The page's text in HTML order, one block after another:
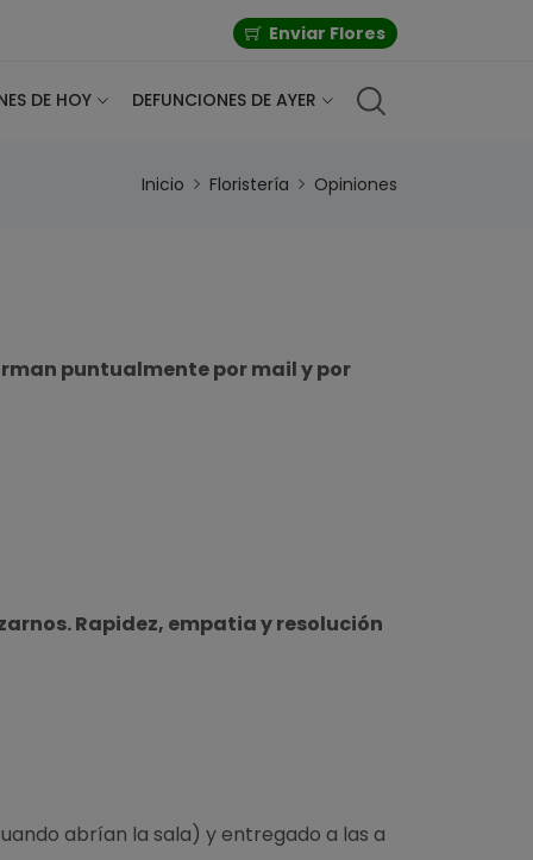
Enviar Flores
DE HOY DEFUNCIONES DE AYER
Inicio Floristería Opiniones
puntualmente por mail y por
Rapidez, empatia y resolución
abrían la sala) y entregado a las a